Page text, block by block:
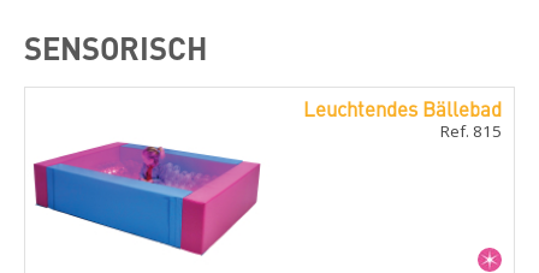
SENSORISCH
Leuchtendes Bällebad
Ref. 815